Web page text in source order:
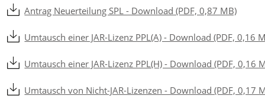
Antrag Neuerteilung SPL - Download (PDF, 0,87 MB)
Umtausch einer JAR-Lizenz PPL(A) - Download (PDF, 0,16
Umtausch einer JAR-Lizenz PPL(H) - Download (PDF, 0,16
Umtausch von Nicht-JAR-Lizenzen - Download (PDF, 0,17